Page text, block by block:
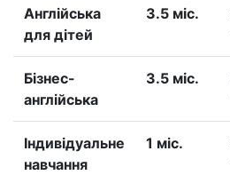
Англійська
для дітей
3.5 міс.
Бізнес-
англійська
3.5 міс.
Iндивідуальне
навчання
1 міс.